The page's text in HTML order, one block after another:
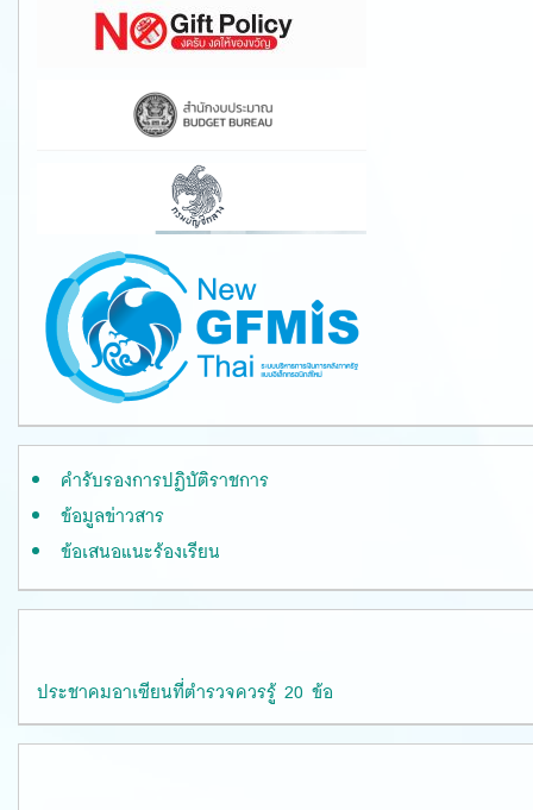
คำรับรองการปฏิบัติราชการ
ข้อมูลข่าวสาร
ข้อเสนอแนะร้องเรียน
ประชาคมอาเซียนที่ตำรวจควรรู้ 20 ข้อ